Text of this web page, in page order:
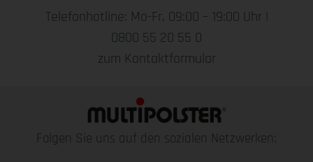
Telefonhotline: Mo-Fr, 09:00 – 19:00 Uhr |
0800 55 20 55 0
zum Kontaktformular
Folgen Sie uns auf den sozialen Netzwerken: